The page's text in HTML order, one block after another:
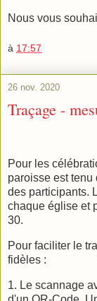
Nous vous
à 17:57
26 nov. 2020
Traçage -
Pour les
paroisse est
des participants.
chaque église et
30.
Pour faciliter le
fidèles :
1. Le scannage